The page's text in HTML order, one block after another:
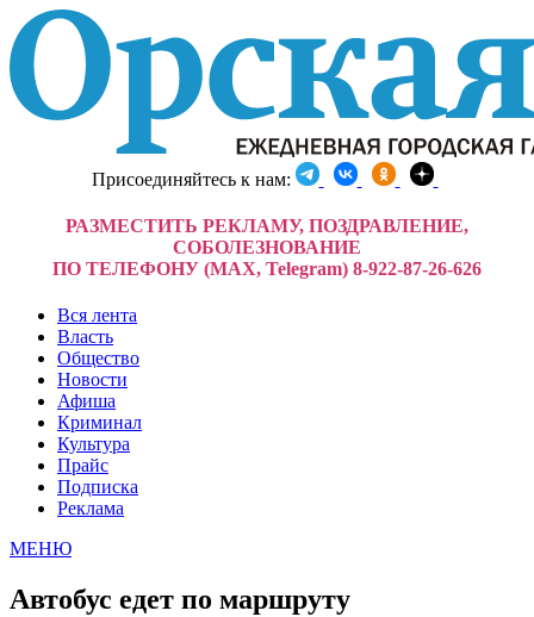
Присоединяйтесь к нам:
РАЗМЕСТИТЬ РЕКЛАМУ, ПОЗДРАВЛЕНИЕ,
СОБОЛЕЗНОВАНИЕ
ПО ТЕЛЕФОНУ (MAX, Telegram) 8-922-87-26-626
Вся лента
Власть
Общество
Новости
Афиша
Криминал
Культура
Прайс
Подписка
Реклама
МЕНЮ
Автобус едет по маршруту